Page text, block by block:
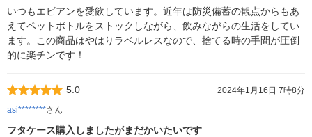
いつもエビアンを愛飲しています。近年は防災備蓄の観点からもあ
えてペットボトルをストックしながら、飲みながらの生活をしてい
ます。この商品はやはりラベルレスなので、捨てる時の手間が圧倒
的に楽チンです！
5.0
2024年1月16日 7時8分
asi********さん
フタケース購入しましたがまだかいたいです